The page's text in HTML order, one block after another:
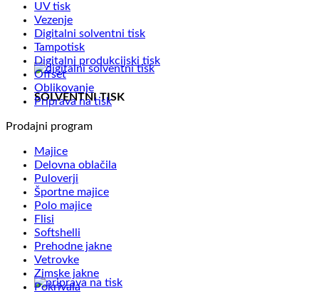
SOLVENTNI TISK
UV tisk
Vezenje
Digitalni solventni tisk
Tampotisk
Digitalni produkcijski tisk
Offset
Oblikovanje
Priprava na tisk
Prodajni program
Majice
Delovna oblačila
Puloverji
Športne majice
Polo majice
Flisi
Softshelli
Prehodne jakne
Vetrovke
Zimske jakne
Pokrivala